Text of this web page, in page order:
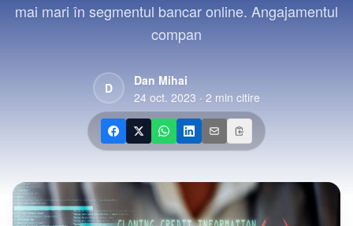
mai mari în segmentul bancar online. Angajamentul
compan
D
Dan Mihai
24 oct. 2023 · 2 min citire